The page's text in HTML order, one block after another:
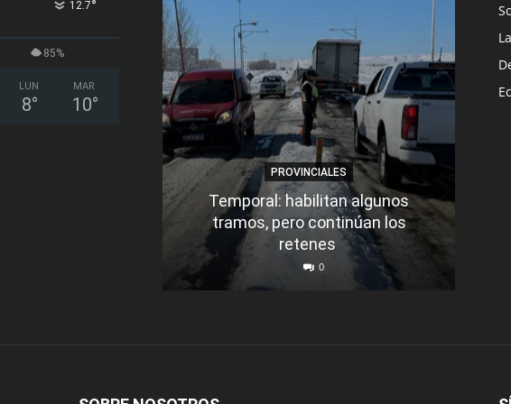
12.7°
85%
LUN
8°
MAR
10°
PROVINCIALES
Temporal: habilitan algunos
tramos, pero continúan los
retenes
0